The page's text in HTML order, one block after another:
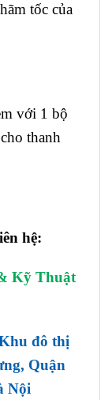
tốc của
với 1 bộ
thanh
hệ:
Kỹ Thuật
đô thị
Quận
Nội